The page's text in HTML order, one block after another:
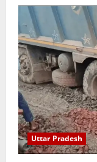
Uttar Pradesh